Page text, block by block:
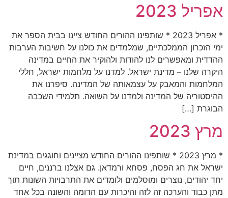
אפריל 2023
* אפריל 2023 * שותפינו ההורים החודש ציינו בבית הספר את
ימי הזכרון הממלכתיים, שמלמדים את כולנו על חשיבות הערבות
ההדדית ומאפשרים לנו להודות ולהוקיר את החיים במדינה
היקרה שלנו – מדינת ישראל. למדנו על מלחמות ישראל, חללי
המלחמות והמאבק על עצמאותה של המדינה. סיפרנו את
ההיסטוריה של המדינה ולמדנו על השואה. תלמידי השכבה
הבוגרת […]
מרץ 2023
* מרץ 2023 * שותפינו ההורים החודש מציינים וחוגגים במדינת
ישראל את חג הפסח, פסחא ורמדאן. גם אצלנו ברננים, חיים
יחד יהודים, נוצרים ומוסלמים ולומדים את התרבויות השונות תוך
מתן כבוד והערכה זה לזה והיכרות עם הדומה והשונה בכל אחד